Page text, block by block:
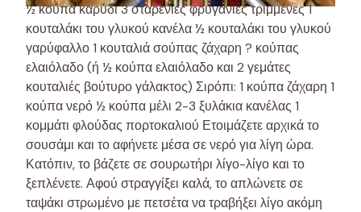
½ κούπα καρύδι 3 σταρένιες φρυγανιές τριμμένες 1
κουταλάκι του γλυκού κανέλα ½ κουταλάκι του γλυκού
γαρύφαλλο 1 κουταλιά σούπας ζάχαρη ? κούπας
ελαιόλαδο (ή ½ κούπα ελαιόλαδο και 2 γεμάτες
κουταλιές βούτυρο γάλακτος) Σιρόπι: 1 κούπα ζάχαρη 1
κούπα νερό ½ κούπα μέλι 2-3 ξυλάκια κανέλας 1
κομμάτι φλούδας πορτοκαλιού Ετοιμάζετε αρχικά το
σουσάμι και το αφήνετε μέσα σε νερό για λίγη ώρα.
Κατόπιν, το βάζετε σε σουρωτήρι λίγο-λίγο και το
ξεπλένετε. Αφού στραγγίξει καλά, το απλώνετε σε
ταψάκι στρωμένο με πετσέτα να τραβήξει λίγο ακόμη